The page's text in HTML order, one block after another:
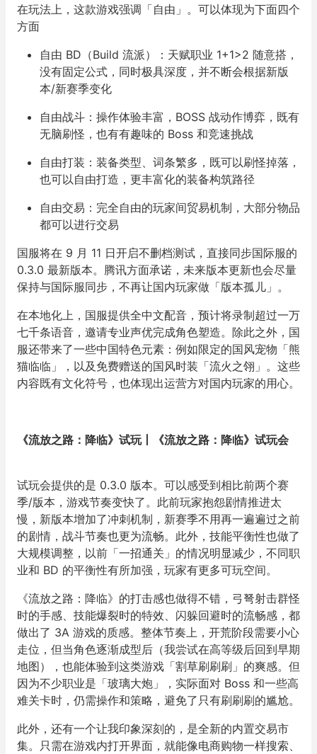
在玩法上，这款游戏强调「自由」。可以体现为下面四个
方面
自由 BD（Build 流派）：天赋职业 1+1>2 随意搭，
没有固定公式，同时极具深度，并不断会根据新版
本/新赛季变化
自由战斗：操作体验丰富，BOSS 战动作博弈，既有
无脑刷怪，也有有趣味的 Boss 和竞速挑战
自由打装：装备类型、词条繁多，既可以刷怪掉落，
也可以自由打造，更丰富化的装备构筑路径
自由交易：完全自由的玩家间贸易机制，大部分物品
都可以进行交易
国服将在 9 月 11 日开启不删档测试，直接同步国际服的
0.3.0 最新版本。腾讯方面承诺，未来版本更新也会尽量
保持与国际服同步，不再让国内玩家做「版本孤儿」。
在本地化上，国服提供全中文配音，预计将录制超过一万
七千条语音，邀请专业声优完成角色塑造。除此之外，国
服还带来了一些中国特色元素：例如限定的国风宠物「熊
猫临临」，以及免费赠送的国风时装「流火之翎」。这些
内容既有文化符号，也体现出运营方对国内玩家的用心。
《流放之路：降临》试玩丨《流放之路：降临》试玩会
试玩会提供的是 0.3.0 版本。可以感受到相比前两个赛
季/版本，游戏节奏变快了。此前玩家抱怨剧情推进太
慢，新版本增加了冲刺机制，新赛季不用再一遍遍过之前
的剧情，战斗节奏也更为流畅。此外，技能平衡性也做了
大规模调整，以前「一招通关」的情况明显减少，不同职
业和 BD 的平衡性有所加强，玩家有更多可玩空间。
《流放之路：降临》的打击感也做得不错，弓弩射击群怪
时的手感、技能爆裂时的特效、闪躲回避时的流畅感，都
做出了 3A 游戏的质感。整体节奏上，开荒阶段需要小心
走位，但当角色逐渐成型后（我尝试在高等级后回到早期
地图），也能体验到这类游戏「割草刷刷刷」的爽感。但
因为不少职业是「玻璃大炮」，实际面对 Boss 和一些高
难关卡时，仍需操作和策略，避免了只有刷刷刷的尴尬。
此外，还有一个让我印象深刻的，是全新的内置交易市
集。只需在游戏内打开界面，就能像电商购物一样搜索、